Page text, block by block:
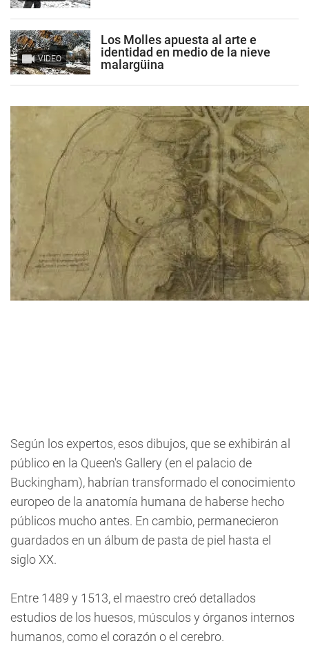
VIDEO
Los Molles apuesta al arte e
identidad en medio de la nieve
malargüina
Según los expertos, esos dibujos, que se exhibirán al
público en la Queen's Gallery (en el palacio de
Buckingham), habrían transformado el conocimiento
europeo de la anatomía humana de haberse hecho
públicos mucho antes. En cambio, permanecieron
guardados en un álbum de pasta de piel hasta el
siglo XX.
Entre 1489 y 1513, el maestro creó detallados
estudios de los huesos, músculos y órganos internos
humanos, como el corazón o el cerebro.